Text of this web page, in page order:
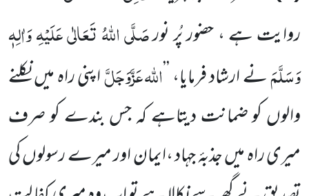
روایت ہے ، حضور پُر نورصَلَّی اللہُ تَعَالٰی عَلَیْہِ وَاٰلِہٖ
وَسَلَّمَنے ارشاد فرمایا،’’اللہعَزَّوَجَلَّاپنی راہ میں نکلنے
والوں کو ضمانت دیتاہے کہ جس بندے کو صرف
میری راہ میں جذبۂ جہاد ،ایمان اور میرےرسولوں کی